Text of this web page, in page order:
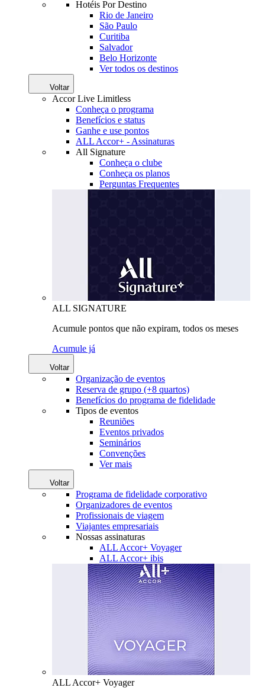
Hotéis Por Destino
Rio de Janeiro
São Paulo
Curitiba
Salvador
Belo Horizonte
Ver todos os destinos
Voltar
Accor Live Limitless
Conheça o programa
Benefícios e status
Ganhe e use pontos
ALL Accor+ - Assinaturas
All Signature
Conheça o clube
Conheça os planos
Perguntas Frequentes
ALL SIGNATURE
Acumule pontos que não expiram, todos os meses
Acumule já
Voltar
Organização de eventos
Reserva de grupo (+8 quartos)
Benefícios do programa de fidelidade
Tipos de eventos
Reuniões
Eventos privados
Seminários
Convenções
Ver mais
Voltar
Programa de fidelidade corporativo
Organizadores de eventos
Profissionais de viagem
Viajantes empresariais
Nossas assinaturas
ALL Accor+ Voyager
ALL Accor+ ibis
ALL Accor+ Voyager